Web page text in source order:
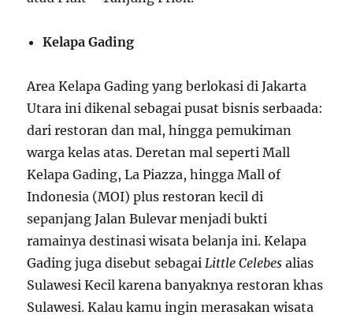
Kelapa Gading
Area Kelapa Gading yang berlokasi di Jakarta
Utara ini dikenal sebagai pusat bisnis serbaada:
dari restoran dan mal, hingga pemukiman
warga kelas atas. Deretan mal seperti Mall
Kelapa Gading, La Piazza, hingga Mall of
Indonesia (MOI) plus restoran kecil di
sepanjang Jalan Bulevar menjadi bukti
ramainya destinasi wisata belanja ini. Kelapa
Gading juga disebut sebagaiLittle Celebes alias
Sulawesi Kecil karena banyaknya restoran khas
Sulawesi. Kalau kamu ingin merasakan wisata